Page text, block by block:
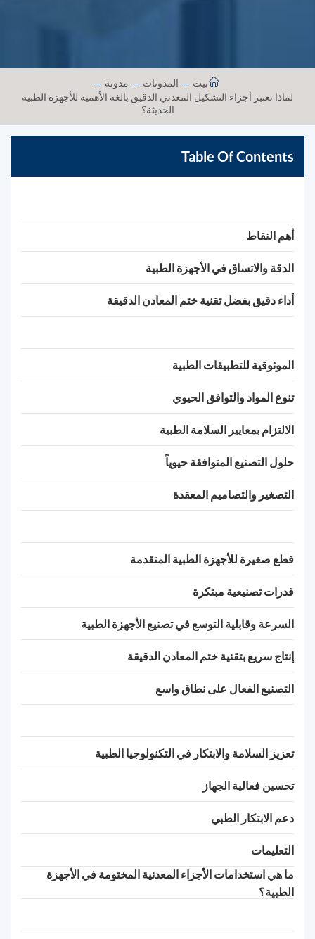
بيت المدونات
مدونة
لماذا تعتبر أجزاء التشكيل المعدني الدقيق بالغة الأهمية للأجهزة الطبية
الحديثة؟
Table Of Contents
أهم النقاط
الدقة والاتساق في الأجهزة الطبية
أداء دقيق بفضل تقنية ختم المعادن الدقيقة
الموثوقية للتطبيقات الطبية
تنوع المواد والتوافق الحيوي
الالتزام بمعايير السلامة الطبية
حلول التصنيع المتوافقة حيوياً
التصغير والتصاميم المعقدة
قطع صغيرة للأجهزة الطبية المتقدمة
قدرات تصنيعية مبتكرة
السرعة وقابلية التوسع في تصنيع الأجهزة الطبية
إنتاج سريع بتقنية ختم المعادن الدقيقة
التصنيع الفعال على نطاق واسع
تعزيز السلامة والابتكار في التكنولوجيا الطبية
تحسين فعالية الجهاز
دعم الابتكار الطبي
التعليمات
ما هي استخدامات الأجزاء المعدنية المختومة في الأجهزة
الطبية؟